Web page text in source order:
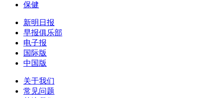
保健
新明日报
早报俱乐部
电子报
国际版
中国版
关于我们
常见问题